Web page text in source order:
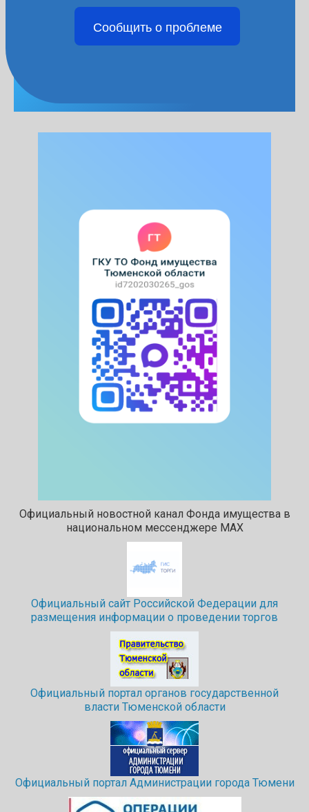
Сообщить о проблеме
Официальный новостной канал Фонда имущества в
национальном мессенджере МАХ
Официальный сайт Российской Федерации для
размещения информации о проведении торгов
Официальный портал органов государственной
власти Тюменской области
Официальный портал Администрации города Тюмени